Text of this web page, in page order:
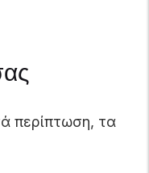
περίπτωση, τα